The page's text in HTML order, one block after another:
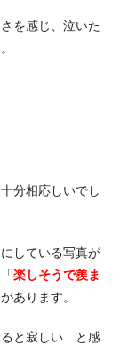
を感じ、泣いた
分相応しいでし
している写真が
「楽しそうで羨ま
あります。
ると寂しい…と感